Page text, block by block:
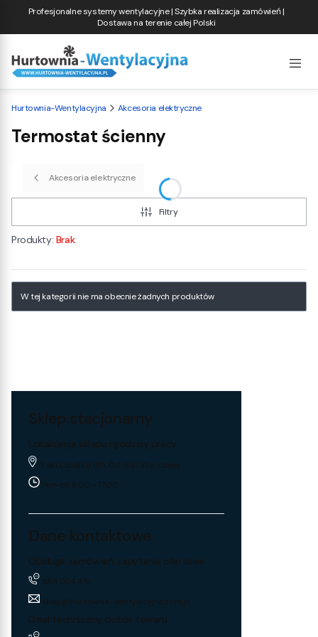
Profesjonalne systemy wentylacyjne | Szybka realizacja zamówień |
Dostawa na terenie całej Polski
Hurtownia-Wentylacyjna Akcesoria elektryczne
Termostat ścienny
Akcesoria elektryczne
Filtry
Produkty: Brak
Lista produktów
W tej kategorii nie ma obecnie żadnych produktów
Sklep stacjonarny
Lokalizacja sklepu i godziny pracy
Trakt Lubelski 195, 04-667 Warszawa
Pon-pt: 8:00 - 17:00
Dane kontaktowe
Obsługa zamówień, zapytania ofertowe
884 024 451
sklep@hurtownia-wentylacyjna.com.pl
Dział techniczny, dobór towaru